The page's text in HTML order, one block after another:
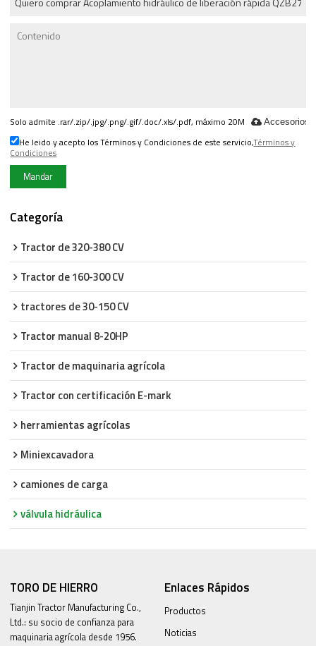
Solo admite .rar/.zip/.jpg/.png/.gif/.doc/.xls/.pdf, máximo 20M Accesorios
He leido y acepto los Términos y Condiciones de este servicio,Términos y
Condiciones
Mandar
Categoría
Tractor de 320-380 CV
Tractor de 160-300 CV
tractores de 30-150 CV
Tractor manual 8-20HP
Tractor de maquinaria agrícola
Tractor con certificación E-mark
herramientas agrícolas
Miniexcavadora
camiones de carga
válvula hidráulica
TORO DE HIERRO
Tianjin Tractor Manufacturing Co.,
Ltd.: su socio de confianza para
maquinaria agrícola desde 1956.
Enlaces Rápidos
Productos
Noticias